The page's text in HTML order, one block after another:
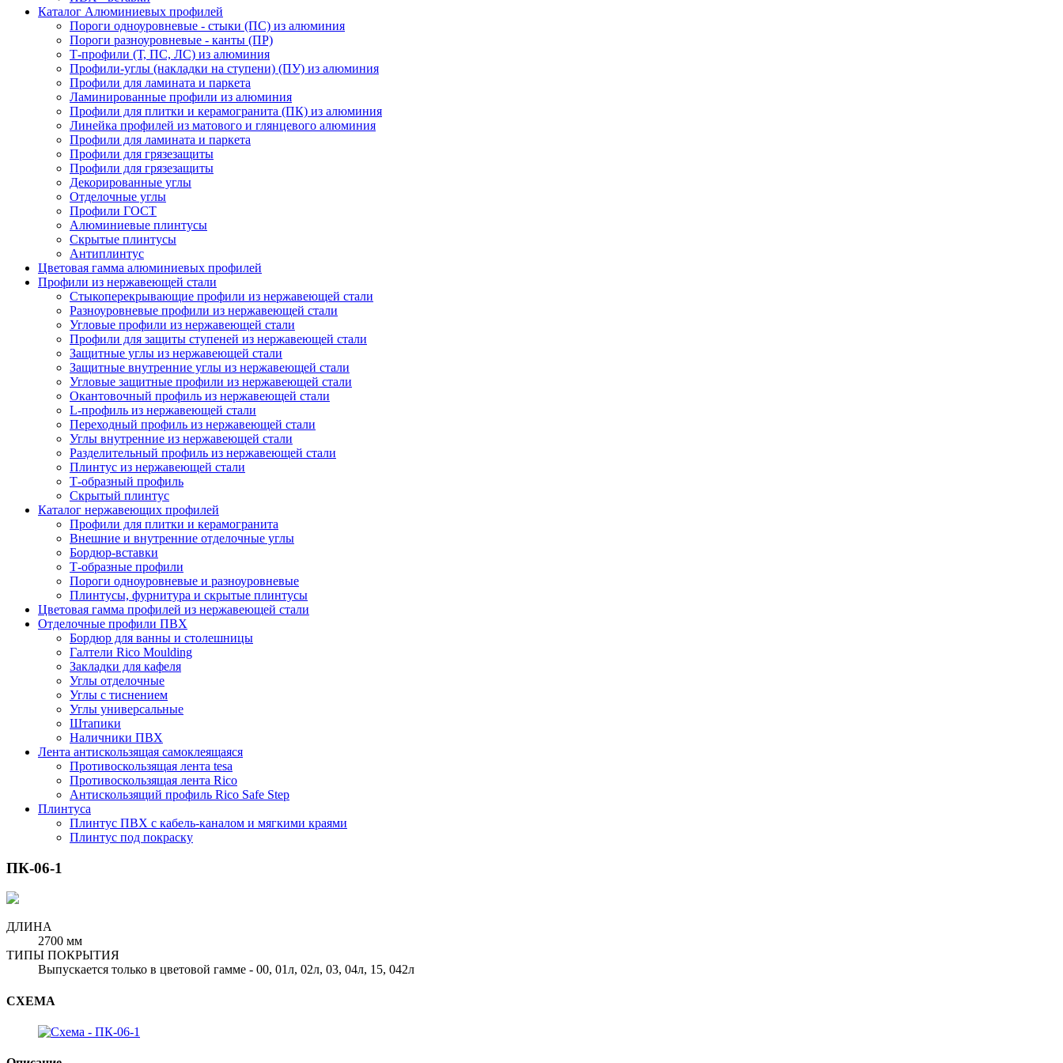
Каталог Алюминиевых профилей
Пороги одноуровневые - стыки (ПС) из алюминия
Пороги разноуровневые - канты (ПР)
Т-профили (Т, ПС, ЛС) из алюминия
Профили-углы (накладки на ступени) (ПУ) из алюминия
Профили для ламината и паркета
Ламинированные профили из алюминия
Профили для плитки и керамогранита (ПК) из алюминия
Линейка профилей из матового и глянцевого алюминия
Профили для ламината и паркета
Профили для грязезащиты
Профили для грязезащиты
Декорированные углы
Отделочные углы
Профили ГОСТ
Алюминиевые плинтусы
Скрытые плинтусы
Антиплинтус
Цветовая гамма алюминиевых профилей
Профили из нержавеющей стали
Стыкоперекрывающие профили из нержавеющей стали
Разноуровневые профили из нержавеющей стали
Угловые профили из нержавеющей стали
Профили для защиты ступеней из нержавеющей стали
Защитные углы из нержавеющей стали
Защитные внутренние углы из нержавеющей стали
Угловые защитные профили из нержавеющей стали
Окантовочный профиль из нержавеющей стали
L-профиль из нержавеющей стали
Переходный профиль из нержавеющей стали
Углы внутренние из нержавеющей стали
Разделительный профиль из нержавеющей стали
Плинтус из нержавеющей стали
Т-образный профиль
Скрытый плинтус
Каталог нержавеющих профилей
Профили для плитки и керамогранита
Внешние и внутренние отделочные углы
Бордюр-вставки
Т-образные профили
Пороги одноуровневые и разноуровневые
Плинтусы, фурнитура и скрытые плинтусы
Цветовая гамма профилей из нержавеющей стали
Отделочные профили ПВХ
Бордюр для ванны и столешницы
Галтели Rico Moulding
Закладки для кафеля
Углы отделочные
Углы с тиснением
Углы универсальные
Штапики
Наличники ПВХ
Лента антискользящая самоклеящаяся
Противоскользящая лента tesa
Противоскользящая лента Rico
Антискользящий профиль Rico Safe Step
Плинтуса
Плинтус ПВХ с кабель-каналом и мягкими краями
Плинтус под покраску
ПК-06-1
ДЛИНА
2700 мм
ТИПЫ ПОКРЫТИЯ
Выпускается только в цветовой гамме - 00, 01л, 02л, 03, 04л, 15, 042л
СХЕМА